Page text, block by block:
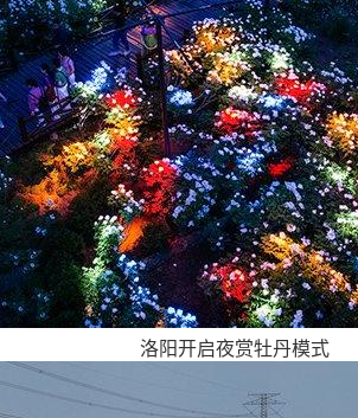
洛阳开启夜赏牡丹模式